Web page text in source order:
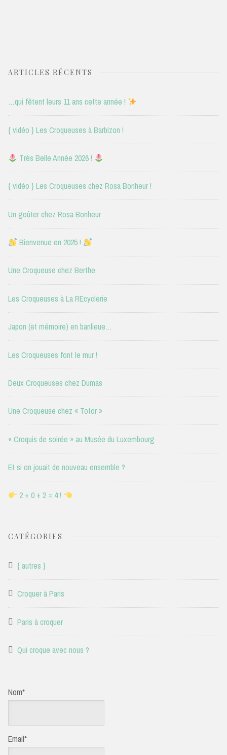
ARTICLES RÉCENTS
…qui fêtent leurs 11 ans cette année !
{ vidéo } Les Croqueuses à Barbizon !
Très Belle Année 2026 !
{ vidéo } Les Croqueuses chez Rosa Bonheur !
Un goûter chez Rosa Bonheur
Bienvenue en 2025 !
Une Croqueuse chez Berthe
Les Croqueuses à La REcyclerie
Japon (et mémoire) en banlieue…
Les Croqueuses font le mur !
Deux Croqueuses chez Dumas
Une Croqueuse chez « Totor »
« Croquis de soirée » au Musée du Luxembourg
Et si on jouait de nouveau ensemble ?
2 + 0 + 2 = 4 !
CATÉGORIES
{ autres }
Croquer à Paris
Paris à croquer
Qui croque avec nous ?
Nom*
Email*